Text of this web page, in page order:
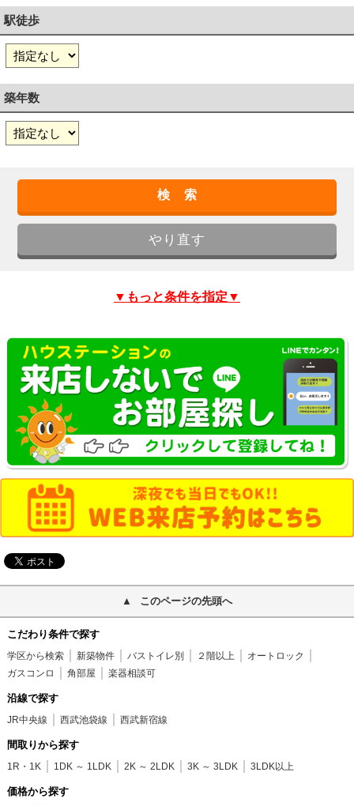
駅徒歩
築年数
▼もっと条件を指定▼
このページの先頭へ
こだわり条件で探す
学区から検索 新築物件 バストイレ別 ２階以上
オートロック
ガスコンロ
角部屋 楽器相談可
沿線で探す
JR中央線 西武池袋線 西武新宿線
間取りから探す
1R・1K 1DK ～ 1LDK 2K ～ 2LDK 3K ～ 3LDK 3LDK以上
価格から探す